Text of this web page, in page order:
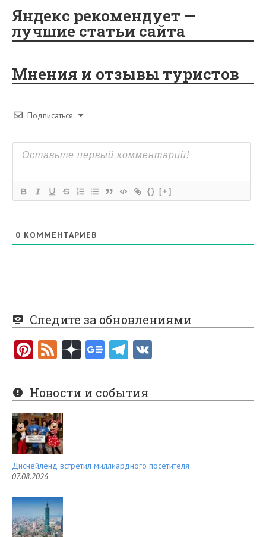
Яндекс рекомендует —
лучшие статьи сайта
Мнения и отзывы туристов
Подписаться
{} [+]
0 КОММЕНТАРИЕВ
Следите за обновлениями
Pi
er
es
t
F
e
d
Новости и события
Диснейленд встретил миллиардного посетителя
07.08.2026